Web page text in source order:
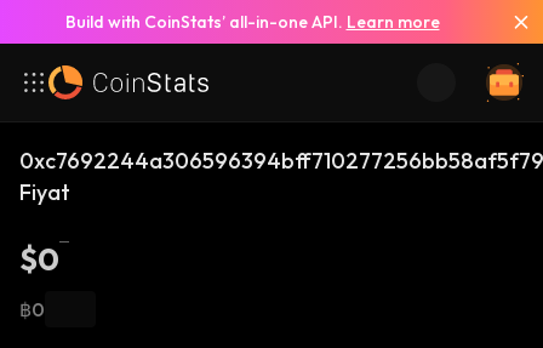
Build with CoinStats’ all-in-one API. Learn more
Fiyat
$0
฿0